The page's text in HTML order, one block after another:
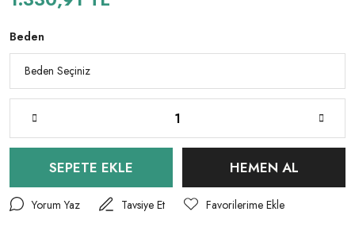
Beden
SEPETE EKLE HEMEN AL
Yorum Yaz Tavsiye Et